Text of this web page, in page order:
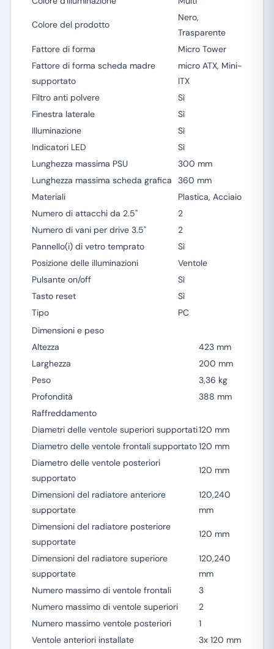
Colore del prodotto
Nero,
Trasparente
Fattore di forma
Micro Tower
Fattore di forma scheda madre
supportato
micro ATX, Mini-
ITX
Filtro anti polvere
Sì
Finestra laterale
Sì
Illuminazione
Sì
Indicatori LED
Sì
Lunghezza massima PSU
300 mm
Lunghezza massima scheda grafica
360 mm
Materiali
Plastica, Acciaio
Numero di attacchi da 2.5"
2
Numero di vani per drive 3.5"
2
Pannello(i) di vetro temprato
Sì
Posizione delle illuminazioni
Ventole
Pulsante on/off
Sì
Tasto reset
Sì
Tipo
PC
Dimensioni e peso
Altezza
423 mm
Larghezza
200 mm
Peso
3,36 kg
Profondità
388 mm
Raffreddamento
Diametri delle ventole superiori supportati120 mm
Diametro delle ventole frontali supportato120 mm
Diametro delle ventole posteriori
supportato
120 mm
Dimensioni del radiatore anteriore
supportate
120,240
mm
Dimensioni del radiatore posteriore
supportate
120 mm
Dimensioni del radiatore superiore
supportate
120,240
mm
Numero massimo di ventole frontali
3
Numero massimo di ventole superiori
2
Numero massimo ventole posteriori
1
Ventole anteriori installate
3x 120 mm